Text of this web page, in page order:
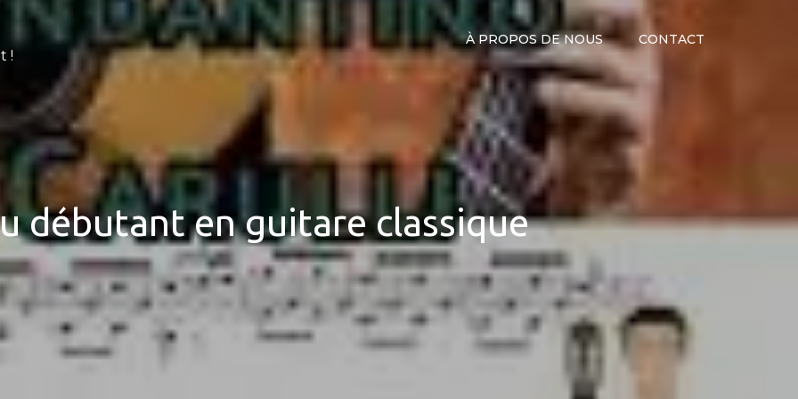
!
À PROPOS DE NOUS CONTACT
débutant en guitare classique